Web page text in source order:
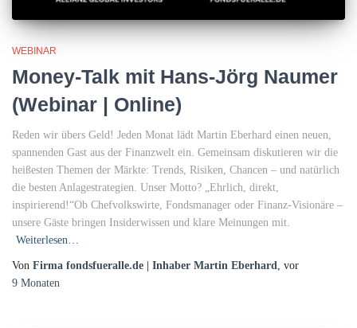
WEBINAR
Money-Talk mit Hans-Jörg Naumer
(Webinar | Online)
Reden wir übers Geld! Jeden Monat lädt Martin Eberhard einen neuen,
spannenden Gast aus der Finanzwelt ein. Gemeinsam diskutieren wir die
heißesten Themen der Märkte: Trends, Risiken, Chancen – und natürlich
die besten Anlagestrategien. Unser Motto? „Ehrlich, direkt,
inspirierend!“Ob Chefvolkswirte, Fondsmanager oder Finanz-Visionäre –
unsere Gäste bringen Insiderwissen und klare Meinungen mit.
Weiterlesen…
Von Firma fondsfueralle.de | Inhaber Martin Eberhard
, vor
9 Monaten